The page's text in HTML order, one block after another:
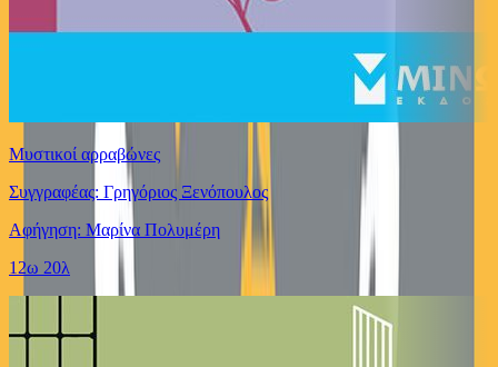
Μυστικοί αρραβώνες
Συγγραφέας: Γρηγόριος Ξενόπουλος
Αφήγηση: Μαρίνα Πολυμέρη
12ω 20λ